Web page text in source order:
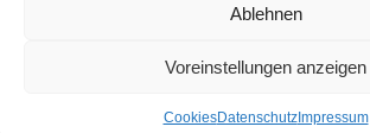
Ablehnen
Voreinstellungen anzeigen
CookiesDatenschutzImpressum
Copyright © 2026